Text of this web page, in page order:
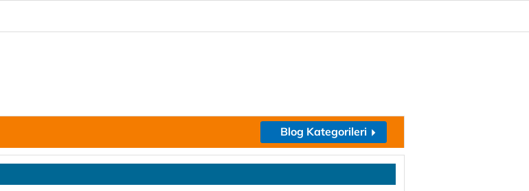
Blog Kategorileri